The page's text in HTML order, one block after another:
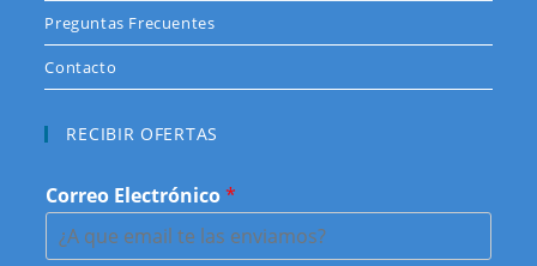
Preguntas Frecuentes
Contacto
RECIBIR OFERTAS
Correo Electrónico*